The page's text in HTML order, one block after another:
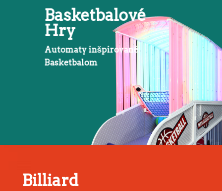
Basketbalové
Hry
Automaty inšpirované
Basketbalom
Billiard